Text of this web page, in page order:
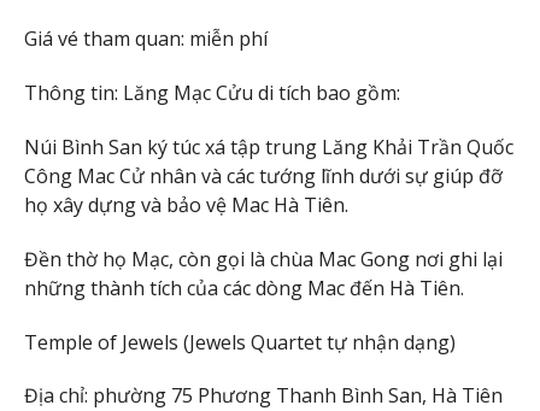
Giá vé tham quan: miễn phí
Thông tin: Lăng Mạc Cửu di tích bao gồm:
Núi Bình San ký túc xá tập trung Lăng Khải Trần Quốc
Công Mac Cử nhân và các tướng lĩnh dưới sự giúp đỡ
họ xây dựng và bảo vệ Mac Hà Tiên.
Đền thờ họ Mạc, còn gọi là chùa Mac Gong nơi ghi lại
những thành tích của các dòng Mac đến Hà Tiên.
Temple of Jewels (Jewels Quartet tự nhận dạng)
Địa chỉ: phường 75 Phương Thanh Bình San, Hà Tiên